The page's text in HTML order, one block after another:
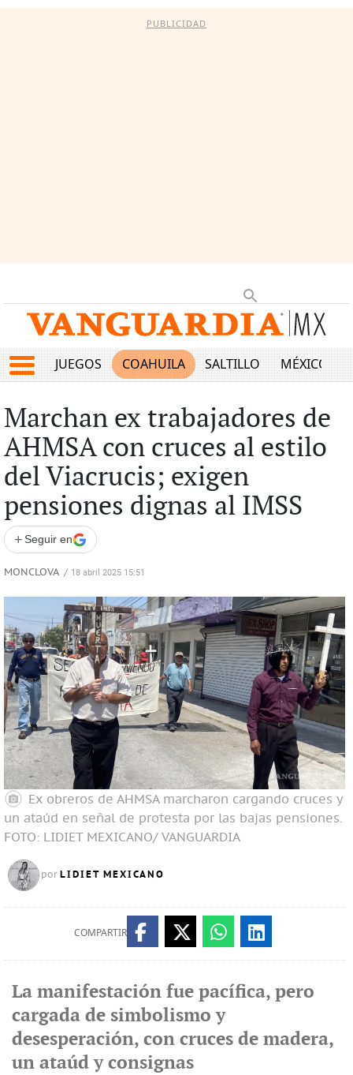
PUBLICIDAD
JUEGOS COAHUILA SALTILLO MÉXICO
Marchan ex trabajadores de
AHMSA con cruces al estilo
del Viacrucis; exigen
pensiones dignas al IMSS
+ Seguir en
MONCLOVA / 18 abril 2025 15:51
Ex obreros de AHMSA marcharon cargando cruces y
un ataúd en señal de protesta por las bajas pensiones.
FOTO: LIDIET MEXICANO/ VANGUARDIA
por LIDIET MEXICANO
COMPARTIR
La manifestación fue pacífica, pero
cargada de simbolismo y
desesperación, con cruces de madera,
un ataúd y consignas